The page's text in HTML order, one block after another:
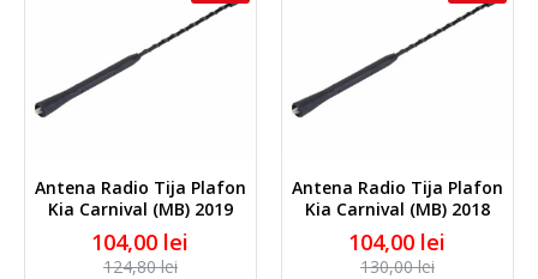
Antena Radio Tija Plafon
Kia Carnival (MB) 2019
104,00 lei
124,80 lei
Antena Radio Tija Plafon
Kia Carnival (MB) 2018
104,00 lei
130,00 lei